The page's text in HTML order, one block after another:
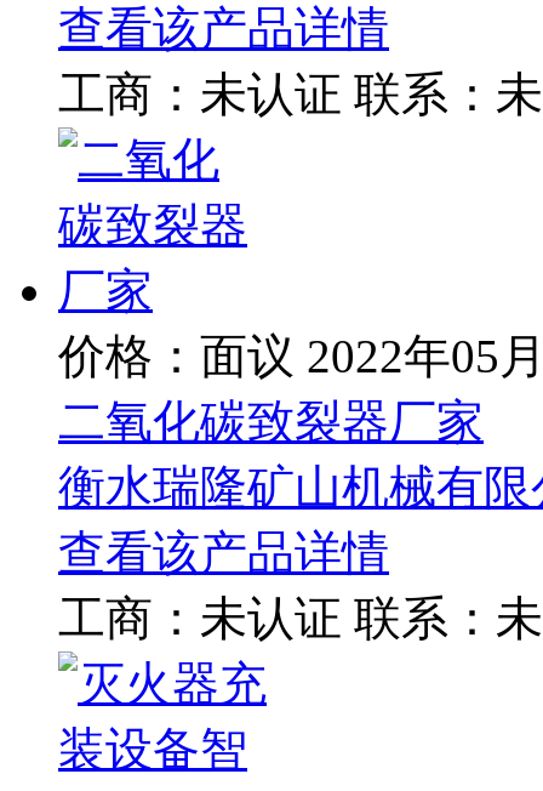
查看该产品详情
工商： 未认证 联系：
价格：面议 2022年05
二氧化碳致裂器厂家
衡水瑞隆矿山机械有限
查看该产品详情
工商： 未认证 联系：